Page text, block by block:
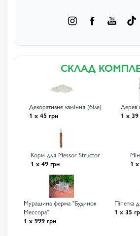
СКЛАД
Декоративне каміння (біле)
1 x 45 грн
1 x 39
Корм для Messor Structor
1 x 49 грн
1
Мурашина ферма "Будинок
Мессора"
1 x 999 грн
Піпетка
1 x 35